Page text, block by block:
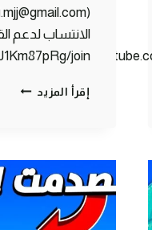
https://
الانتساب لدعم
join
إقرأ المزيد وصلت
كرافت
🟢
كرافت